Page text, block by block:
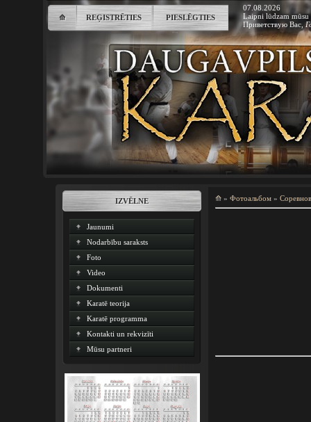
⟰ REĢISTRĒTIES PIESLĒGTIES
07.08.2026
Laipni lūdzam mūsu
Приветствую Вас ,
IZVĒLNE
Jaunumi
Nodarbību saraksts
Foto
Video
Dokumenti
Karatē teorija
Karatē programma
Kontakti un rekvizīti
Mūsu partneri
⟰ » Фотоальбом »